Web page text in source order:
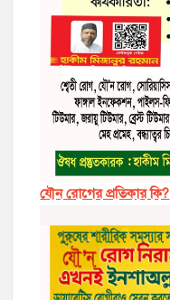
যৌন রোগের প্রতিকার কি?